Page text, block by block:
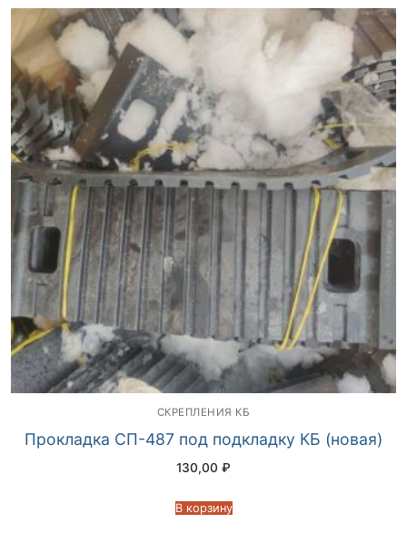
CКРЕПЛЕНИЯ КБ
Прокладка СП-487 под подкладку КБ (новая)
130,00 ₽
В корзину